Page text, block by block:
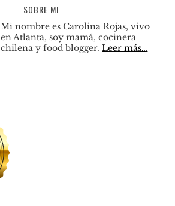
SOBRE MI
Mi nombre es Carolina Rojas, vivo
en Atlanta, soy mamá, cocinera
chilena y food blogger.Leer más…